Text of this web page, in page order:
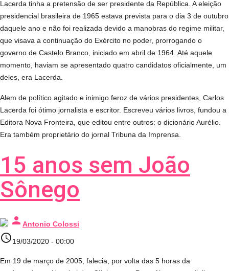
Lacerda tinha a pretensão de ser presidente da República. A eleição
presidencial brasileira de 1965 estava prevista para o dia 3 de outubro
daquele ano e não foi realizada devido a manobras do regime militar,
que visava a continuação do Exército no poder, prorrogando o
governo de Castelo Branco, iniciado em abril de 1964. Até aquele
momento, haviam se apresentado quatro candidatos oficialmente, um
deles, era Lacerda.
Alem de político agitado e inimigo feroz de vários presidentes, Carlos
Lacerda foi ótimo jornalista e escritor. Escreveu vários livros, fundou a
Editora Nova Fronteira, que editou entre outros: o dicionário Aurélio.
Era também proprietário do jornal Tribuna da Imprensa.
15 anos sem João
Sônego
person Antonio Colossi
access_time19/03/2020 - 00:00
Em 19 de março de 2005, falecia, por volta das 5 horas da